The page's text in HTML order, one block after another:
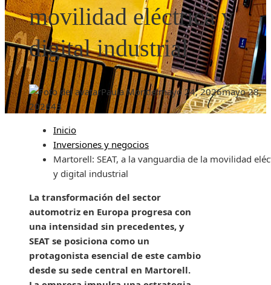
movilidad eléctrica y
digital industrial
Paula Montielmayo 24, 2026mayo 28,
202643
Inicio
Inversiones y negocios
Martorell: SEAT, a la vanguardia de la movilidad
y digital industrial
La transformación del sector
automotriz en Europa progresa con
una intensidad sin precedentes, y
SEAT se posiciona como un
protagonista esencial de este cambio
desde su sede central en Martorell.